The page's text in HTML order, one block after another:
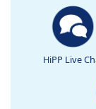
HiPP Live